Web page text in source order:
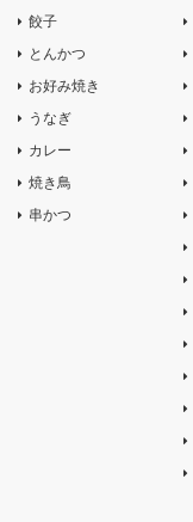
餃子
とんかつ
お好み焼き
うなぎ
カレー
焼き鳥
串かつ